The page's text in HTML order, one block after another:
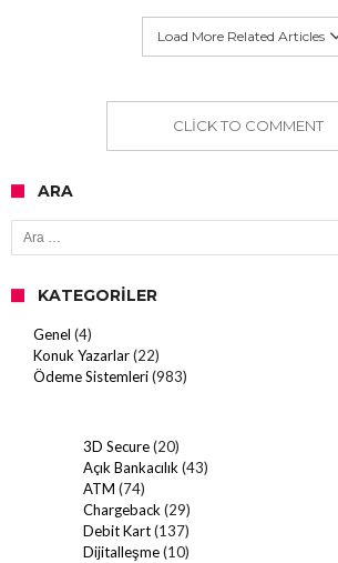
Load More Related Articles
CLICK TO COMMENT
ARA
Arama:
KATEGORILER
Genel (4)
Konuk Yazarlar(22)
Ödeme Sistemleri(983)
3D Secure(20)
Açık Bankacılık(43)
ATM (74)
Chargeback(29)
Debit Kart(137)
Dijitalleşme(10)